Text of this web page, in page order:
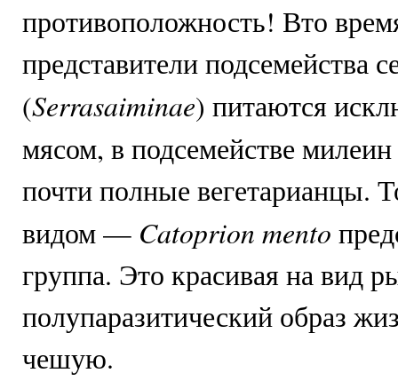
противоположность! Вто
представители подсемейства
(Serrasaiminae) питаются
мясом, в подсемействе
почти полные вегетарианцы.
видом — Catoprion mento
группа. Это красивая на вид
полупаразитический образ
чешую.